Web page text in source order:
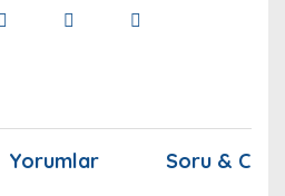
Yorumlar Soru &